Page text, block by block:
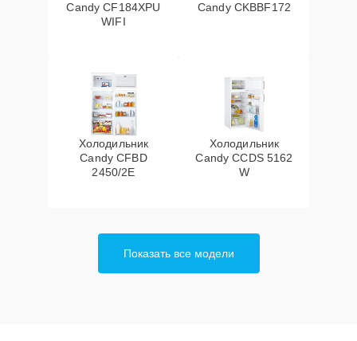
Candy CF184XPU
WIFI
Candy CKBBF172
Холодильник
Candy CFBD
2450/2E
Холодильник
Candy CCDS 5162
W
Показать все модели